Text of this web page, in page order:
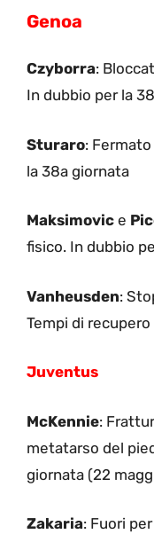
Genoa
Czyborra:
In dubbio per la
Sturaro:
la 38a giornata
Maksimovic e
fisico. In dubbio
Vanheusden:
Tempi di
Juventus
McKennie:
metatarso del
giornata (22
Zakaria: Fuori